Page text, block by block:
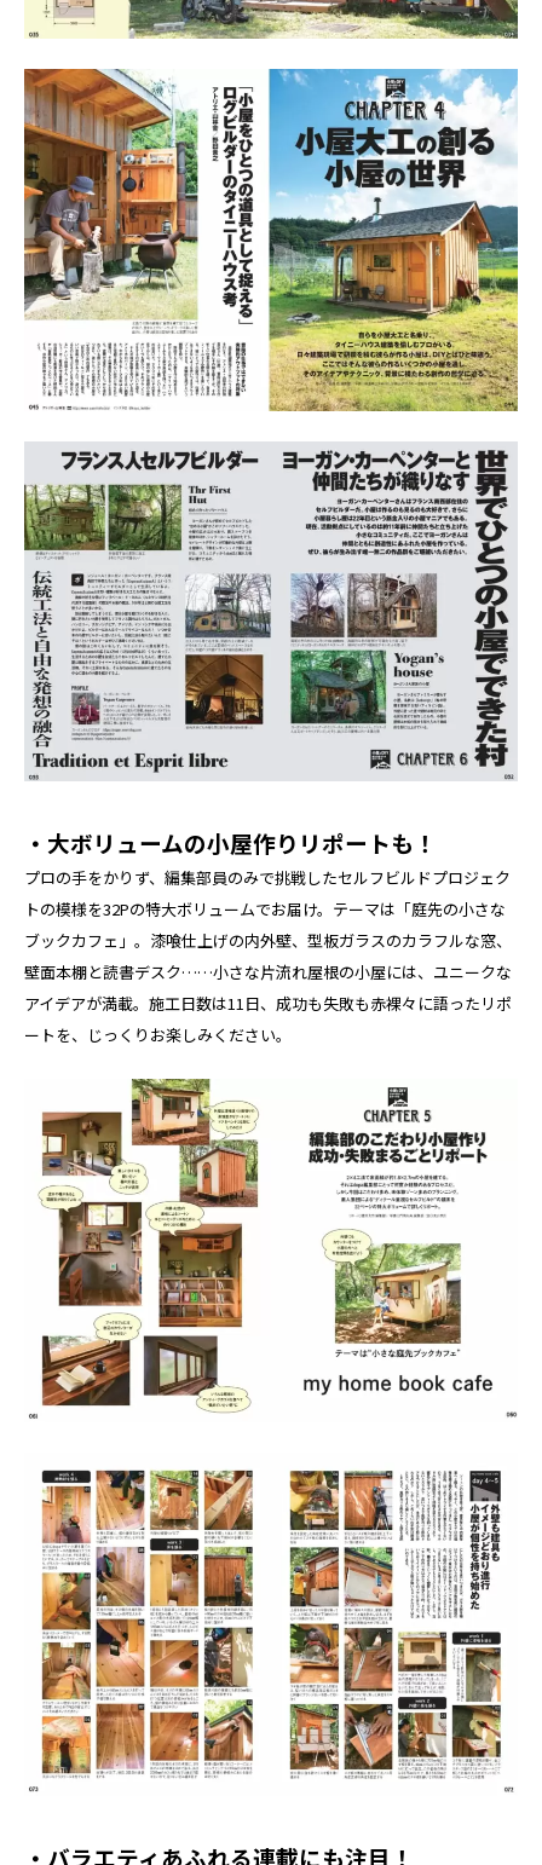
・大ボリュームの小屋作りリポートも！
プロの手をかりず、編集部員のみで挑戦したセルフビルドプロジェク
トの模様を32Pの特大ボリュームでお届け。テーマは「庭先の小さな
ブックカフェ」。漆喰仕上げの内外壁、型板ガラスのカラフルな窓、
壁面本棚と読書デスク……小さな片流れ屋根の小屋には、ユニークな
アイデアが満載。施工日数は11日、成功も失敗も赤裸々に語ったリポ
ートを、じっくりお楽しみください。
・バラエティあふれる連載にも注目！